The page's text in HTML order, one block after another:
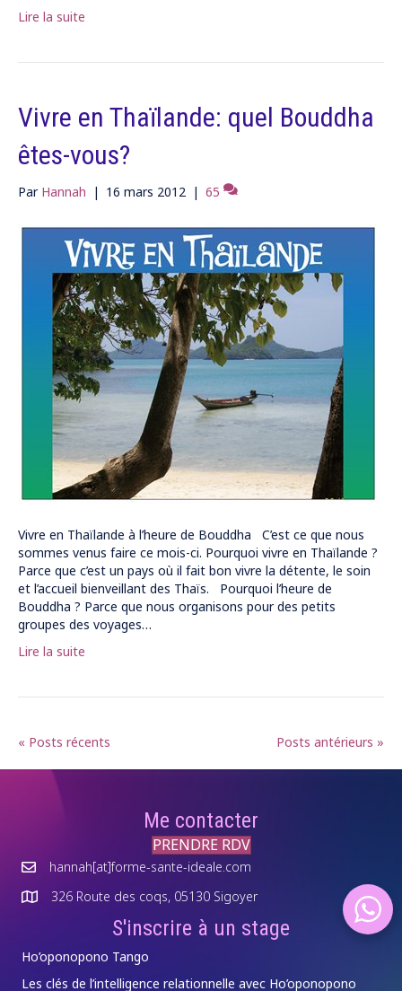
Lire la suite
Vivre en Thaïlande: quel Bouddha
êtes-vous?
Par Hannah | 16 mars 2012 | 65
Vivre en Thaïlande à l’heure de Bouddha C’est ce que nous
sommes venus faire ce mois-ci. Pourquoi vivre en Thaïlande ?
Parce que c’est un pays où il fait bon vivre la détente, le soin
et l’accueil bienveillant des Thaïs. Pourquoi l’heure de
Bouddha ? Parce que nous organisons pour des petits
groupes des voyages…
Lire la suite
« Posts récents Posts antérieurs »
Me contacter
PRENDRE RDV
hannah[at]forme-sante-ideale.com
326 Route des coqs, 05130 Sigoyer
S'inscrire à un stage
Ho’oponopono Tango
Les clés de l’intelligence relationnelle avec Ho’oponopono